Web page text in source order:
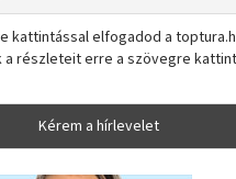
kattintással elfogadod a
a részleteit erre a szövegre